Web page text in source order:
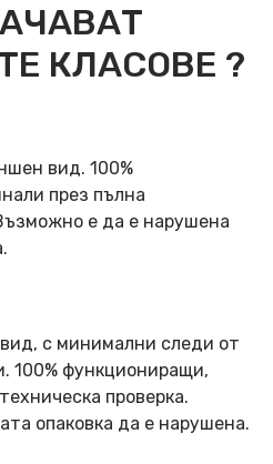
КЛАСОВЕ ?
вид. 100%
през пълна
е да е нарушена
с минимални следи от
100% функциониращи,
проверка.
опаковка да е нарушена.